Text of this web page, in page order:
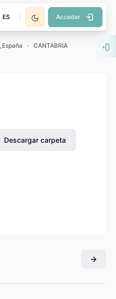
ES Acceder
CANTABRIA
Descargar carpeta